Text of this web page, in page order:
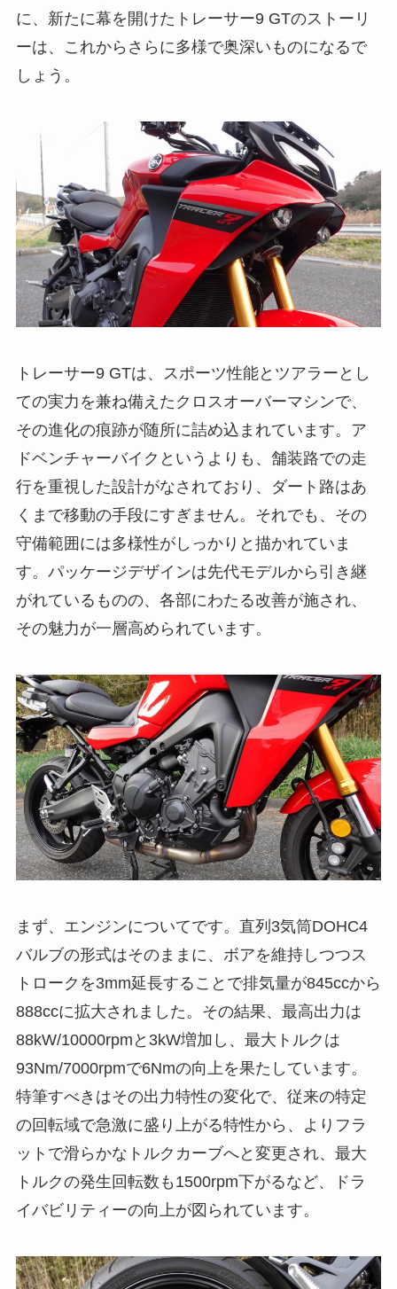
に、新たに幕を開けたトレーサー9 GTのストーリ
ーは、これからさらに多様で奥深いものになるで
しょう。
トレーサー9 GTは、スポーツ性能とツアラーとし
ての実力を兼ね備えたクロスオーバーマシンで、
その進化の痕跡が随所に詰め込まれています。ア
ドベンチャーバイクというよりも、舗装路での走
行を重視した設計がなされており、ダート路はあ
くまで移動の手段にすぎません。それでも、その
守備範囲には多様性がしっかりと描かれていま
す。パッケージデザインは先代モデルから引き継
がれているものの、各部にわたる改善が施され、
その魅力が一層高められています。
まず、エンジンについてです。直列3気筒DOHC4
バルブの形式はそのままに、ボアを維持しつつス
トロークを3mm延長することで排気量が845ccから
888ccに拡大されました。その結果、最高出力は
88kW/10000rpmと3kW増加し、最大トルクは
93Nm/7000rpmで6Nmの向上を果たしています。
特筆すべきはその出力特性の変化で、従来の特定
の回転域で急激に盛り上がる特性から、よりフラ
ットで滑らかなトルクカーブへと変更され、最大
トルクの発生回転数も1500rpm下がるなど、ドラ
イバビリティーの向上が図られています。